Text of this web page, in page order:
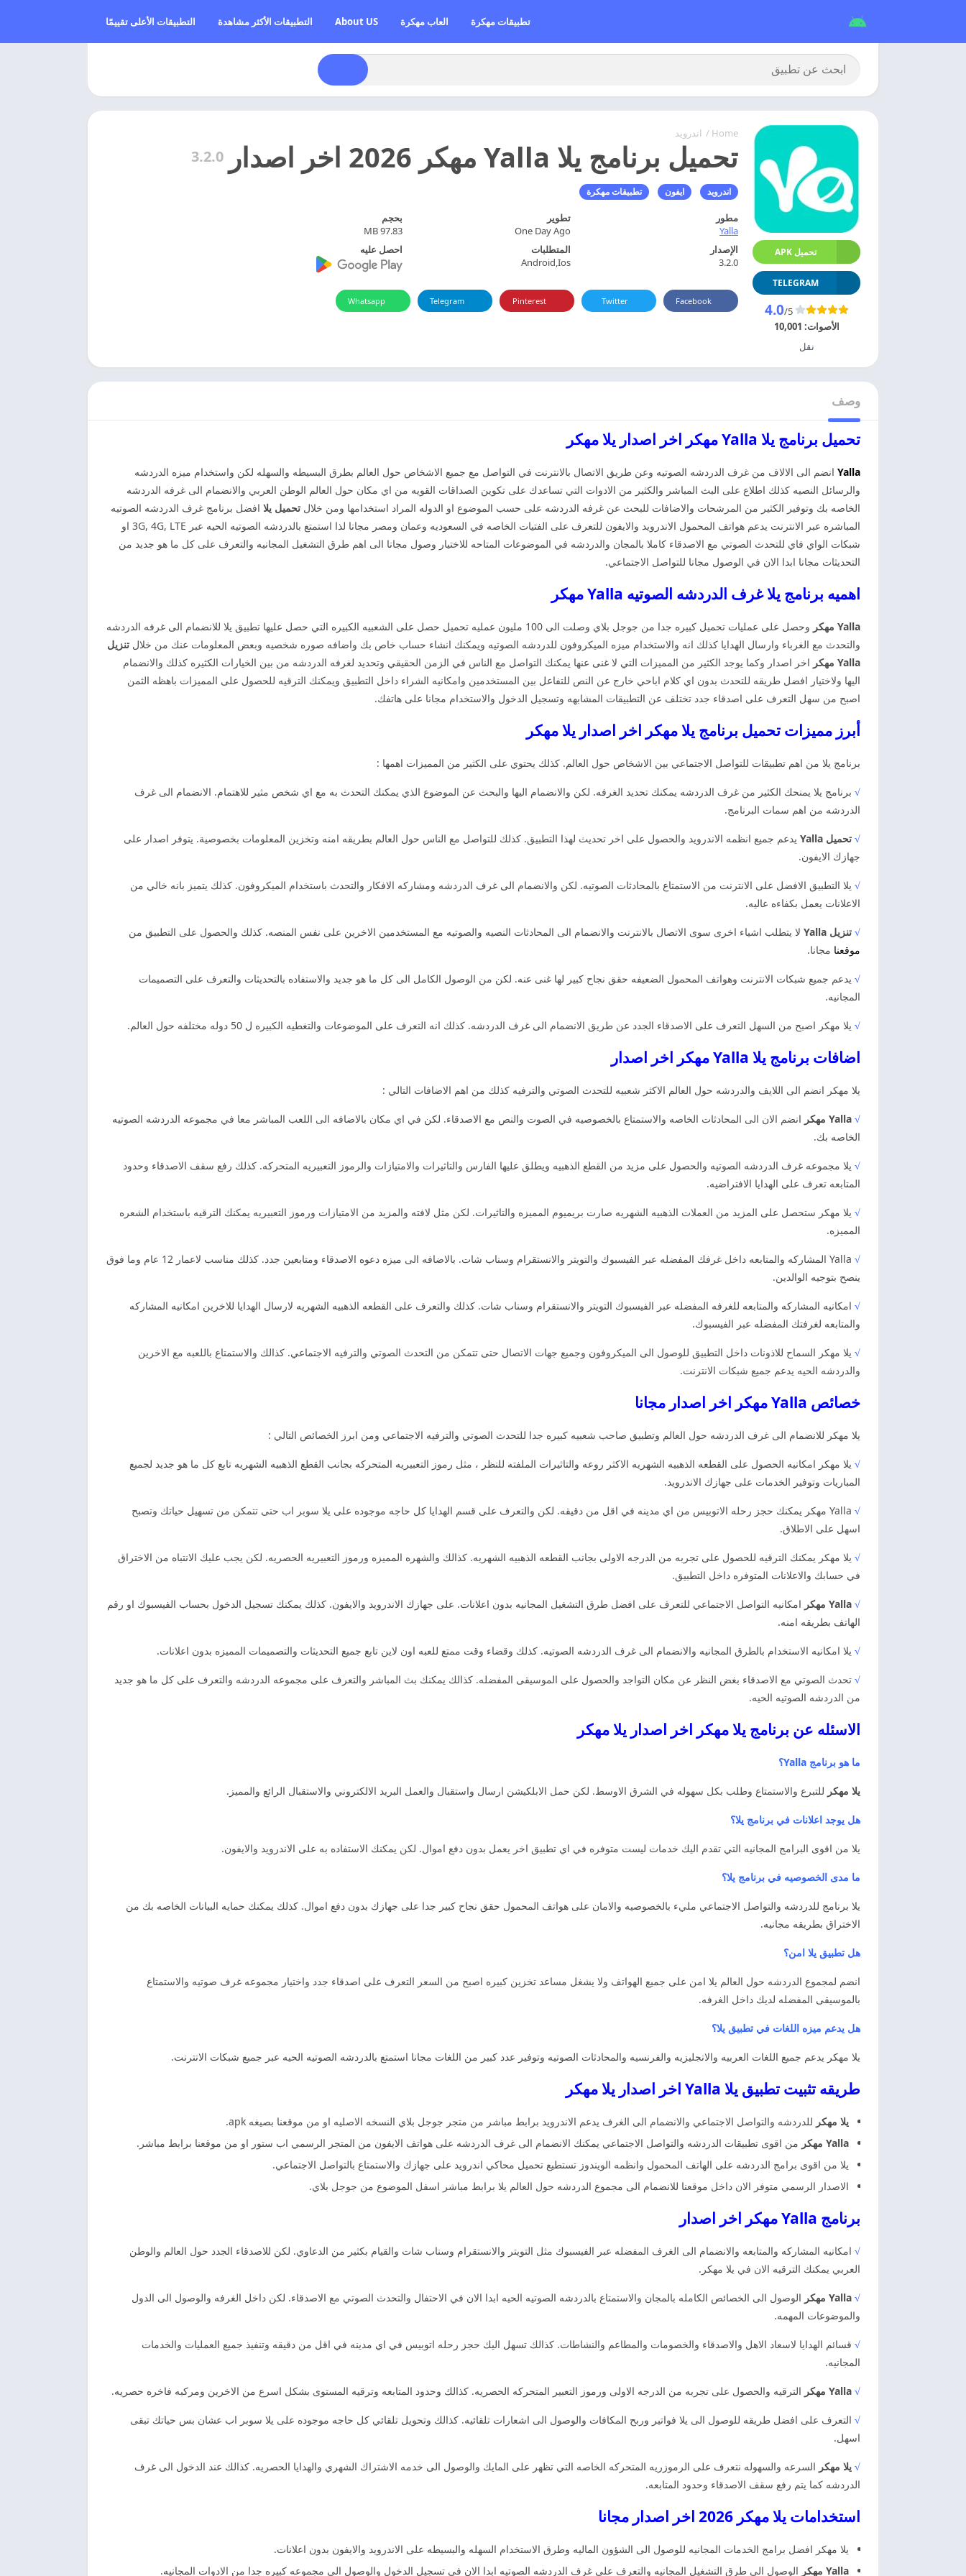
تطبيقات مهكرة العاب مهكرة About US التطبيقات الأكثر مشاهدة التطبيقات الأعلى تقييمًا
Home
/ اندرويد
تحميل برنامج يلا Yalla مهكر 2026 اخر اصدار 3.2.0
اندرويد ايفون تطبيقات مهكرة
تحميل APK
TELEGRAM
4.0/5
الأصوات: 10,001
نقل
مطور
Yalla
تطوير
One Day Ago
بحجم
97.83 MB
الإصدار
3.2.0
المتطلبات
Android,Ios
احصل عليه
Facebook
Twitter
Pinterest
Telegram
Whatsapp
وصف
تحميل برنامج يلا Yalla مهكر اخر اصدار يلا مهكر
Yalla انضم الى الالاف من غرف الدردشه الصوتيه وعن طريق الاتصال بالانترنت في التواصل مع جميع الاشخاص حول العالم بطرق البسيطه والسهله لكن واستخدام ميزه الدردشه
والرسائل النصيه كذلك اطلاع على البث المباشر والكثير من الادوات التي تساعدك على تكوين الصداقات القويه من اي مكان حول العالم الوطن العربي والانضمام الى غرفه الدردشه
الخاصه بك وتوفير الكثير من المرشحات والاضافات للبحث عن غرفه الدردشه على حسب الموضوع او الدوله المراد استخدامها ومن خلال تحميل يلا افضل برنامج غرف الدردشه الصوتيه
المباشره عبر الانترنت يدعم هواتف المحمول الاندرويد والايفون للتعرف على الفتيات الخاصه في السعوديه وعمان ومصر مجانا لذا استمتع بالدردشه الصوتيه الحيه عبر 3G, 4G, LTE او
شبكات الواي فاي للتحدث الصوتي مع الاصدقاء كاملا بالمجان والدردشه في الموضوعات المتاحه للاختيار وصول مجانا الى اهم طرق التشغيل المجانيه والتعرف على كل ما هو جديد من
التحديثات مجانا ابدا الان في الوصول مجانا للتواصل الاجتماعي.
اهميه برنامج يلا غرف الدردشه الصوتيه Yalla مهكر
Yalla مهكر
وحصل على عمليات تحميل كبيره جدا من جوجل بلاي وصلت الى 100 مليون عمليه تحميل حصل على الشعبيه الكبيره التي حصل عليها تطبيق يلا للانضمام الى غرفه الدردشه
والتحدث مع الغرباء وارسال الهدايا كذلك انه والاستخدام ميزه الميكروفون للدردشه الصوتيه ويمكنك انشاء حساب خاص بك واضافه صوره شخصيه وبعض المعلومات عنك من خلال تنزيل
Yalla مهكر
اخر اصدار وكما يوجد الكثير من المميزات التي لا غنى عنها يمكنك التواصل مع الناس في الزمن الحقيقي وتحديد لغرفه الدردشه من بين الخيارات الكثيره كذلك والانضمام
اليها ولاختيار افضل طريقه للتحدث بدون اي كلام اباحي خارج عن النص للتفاعل بين المستخدمين وامكانيه الشراء داخل التطبيق ويمكنك الترقيه للحصول على المميزات باهظه الثمن
اصبح من سهل التعرف على اصدقاء جدد تختلف عن التطبيقات المشابهه وتسجيل الدخول والاستخدام مجانا على هاتفك.
أبرز مميزات تحميل برنامج يلا مهكر اخر اصدار يلا مهكر
برنامج يلا من اهم تطبيقات للتواصل الاجتماعي بين الاشخاص حول العالم. كذلك يحتوي على الكثير من المميزات اهمها :
√ برنامج يلا يمنحك الكثير من غرف الدردشه يمكنك تحديد الغرفه. لكن والانضمام اليها والبحث عن الموضوع الذي يمكنك التحدث به مع اي شخص مثير للاهتمام. الانضمام الى غرف
الدردشه من اهم سمات البرنامج.
√ تحميل Yalla
يدعم جميع انظمه الاندرويد والحصول على اخر تحديث لهذا التطبيق. كذلك للتواصل مع الناس حول العالم بطريقه امنه وتخزين المعلومات بخصوصية. يتوفر اصدار على
جهازك الايفون.
√ يلا التطبيق الافضل على الانترنت من الاستمتاع بالمحادثات الصوتيه. لكن والانضمام الى غرف الدردشه ومشاركه الافكار والتحدث باستخدام الميكروفون. كذلك يتميز بانه خالي من
الاعلانات يعمل بكفاءه عاليه.
√ تنزيل Yalla
لا يتطلب اشياء اخرى سوى الاتصال بالانترنت والانضمام الى المحادثات النصيه والصوتيه مع المستخدمين الاخرين على نفس المنصه. كذلك والحصول على التطبيق من
موقعنا مجانا.
√ يدعم جميع شبكات الانترنت وهواتف المحمول الضعيفه حقق نجاح كبير لها غنى عنه. لكن من الوصول الكامل الى كل ما هو جديد والاستفاده بالتحديثات والتعرف على التصميمات
المجانيه.
√ يلا مهكر اصبح من السهل التعرف على الاصدقاء الجدد عن طريق الانضمام الى غرف الدردشه. كذلك انه التعرف على الموضوعات والتغطيه الكبيره ل 50 دوله مختلفه حول العالم.
اضافات برنامج يلا Yalla مهكر اخر اصدار
يلا مهكر انضم الى اللايف والدردشه حول العالم الاكثر شعبيه للتحدث الصوتي والترفيه كذلك من اهم الاضافات التالي :
√ Yalla مهكر
انضم الان الى المحادثات الخاصه والاستمتاع بالخصوصيه في الصوت والنص مع الاصدقاء. لكن في اي مكان بالاضافه الى اللعب المباشر معا في مجموعه الدردشه الصوتيه
الخاصه بك.
√ يلا مجموعه غرف الدردشه الصوتيه والحصول على مزيد من القطع الذهبيه ويطلق عليها الفارس والتاثيرات والامتيازات والرموز التعبيريه المتحركه. كذلك رفع سقف الاصدقاء وحدود
المتابعه تعرف على الهدايا الافتراضيه.
√ يلا مهكر ستحصل على المزيد من العملات الذهبيه الشهريه صارت بريميوم المميزه والتاثيرات. لكن مثل لافته والمزيد من الامتيازات ورموز التعبيريه يمكنك الترقيه باستخدام الشعره
المميزه.
√
Yalla المشاركه والمتابعه داخل غرفك المفضله عبر الفيسبوك والتويتر والانستقرام وسناب شات. بالاضافه الى ميزه دعوه الاصدقاء ومتابعين جدد. كذلك مناسب لاعمار 12 عام وما فوق
ينصح بتوجيه الوالدين.
√ امكانيه المشاركه والمتابعه للغرفه المفضله عبر الفيسبوك التويتر والانستقرام وسناب شات. كذلك والتعرف على القطعه الذهبيه الشهريه لارسال الهدايا للاخرين امكانيه المشاركه
والمتابعه لغرفتك المفضله عبر الفيسبوك.
√ يلا مهكر السماح للاذونات داخل التطبيق للوصول الى الميكروفون وجميع جهات الاتصال حتى تتمكن من التحدث الصوتي والترفيه الاجتماعي. كذالك والاستمتاع باللعبه مع الاخرين
والدردشه الحيه يدعم جميع شبكات الانترنت.
خصائص Yalla مهكر اخر اصدار مجانا
يلا مهكر للانضمام الى غرف الدردشه حول العالم وتطبيق صاحب شعبيه كبيره جدا للتحدث الصوتي والترفيه الاجتماعي ومن ابرز الخصائص التالي :
√ يلا مهكر امكانيه الحصول على القطعه الذهبيه الشهريه الاكثر روعه والتاثيرات الملفته للنظر ، مثل رموز التعبيريه المتحركه بجانب القطع الذهبيه الشهريه تابع كل ما هو جديد لجميع
المباريات وتوفير الخدمات على جهازك الاندرويد.
√
Yalla مهكر يمكنك حجز رحله الاتوبيس من اي مدينه في اقل من دقيقه. لكن والتعرف على قسم الهدايا كل حاجه موجوده على يلا سوبر اب حتى تتمكن من تسهيل حياتك وتصبح
اسهل على الاطلاق.
√ يلا مهكر يمكنك الترقيه للحصول على تجربه من الدرجه الاولى بجانب القطعه الذهبيه الشهريه. كذالك والشهره المميزه ورموز التعبيريه الحصريه. لكن يجب عليك الانتباه من الاختراق
في حسابك والاعلانات المتوفره داخل التطبيق.
√ Yalla مهكر
امكانيه التواصل الاجتماعي للتعرف على افضل طرق التشغيل المجانيه بدون اعلانات. على جهازك الاندرويد والايفون. كذلك يمكنك تسجيل الدخول بحساب الفيسبوك او رقم
الهاتف بطريقه امنه.
√ يلا امكانيه الاستخدام بالطرق المجانيه والانضمام الى غرف الدردشه الصوتيه. كذلك وقضاء وقت ممتع للعبه اون لاين تابع جميع التحديثات والتصميمات المميزه بدون اعلانات.
√ تحدث الصوتي مع الاصدقاء بغض النظر عن مكان التواجد والحصول على الموسيقى المفضله. كذالك يمكنك بث المباشر والتعرف على مجموعه الدردشه والتعرف على كل ما هو جديد
من الدردشه الصوتيه الحيه.
الاسئله عن برنامج يلا مهكر اخر اصدار يلا مهكر
ما هو برنامج Yalla؟
يلا مهكر للتبرع والاستمتاع وطلب بكل سهوله في الشرق الاوسط. لكن حمل الابلكيشن ارسال واستقبال والعمل البريد الالكتروني والاستقبال الرائع والمميز.
هل يوجد اعلانات في برنامج يلا؟
يلا من اقوى البرامج المجانيه التي تقدم اليك خدمات ليست متوفره في اي تطبيق اخر يعمل بدون دفع اموال. لكن يمكنك الاستفاده به على الاندرويد والايفون.
ما مدى الخصوصيه في برنامج يلا؟
يلا برنامج للدردشه والتواصل الاجتماعي مليء بالخصوصيه والامان على هواتف المحمول حقق نجاح كبير جدا على جهازك بدون دفع اموال. كذلك يمكنك حمايه البيانات الخاصه بك من
الاختراق بطريقه مجانيه.
هل تطبيق يلا امن؟
انضم لمجموع الدردشه حول العالم يلا امن على جميع الهواتف ولا يشغل مساعد تخزين كبيره اصبح من السعر التعرف على اصدقاء جدد واختيار مجموعه غرف صوتيه والاستمتاع
بالموسيقى المفضله لديك داخل الغرفه.
هل يدعم ميزه اللغات في تطبيق يلا؟
يلا مهكر يدعم جميع اللغات العربيه والانجليزيه والفرنسيه والمحادثات الصوتيه وتوفير عدد كبير من اللغات مجانا استمتع بالدردشه الصوتيه الحيه عبر جميع شبكات الانترنت.
طريقه تثبيت تطبيق يلا Yalla اخر اصدار يلا مهكر
يلا مهكر للدردشه والتواصل الاجتماعي والانضمام الى الغرف يدعم الاندرويد برابط مباشر من متجر جوجل بلاي النسخه الاصليه او من موقعنا بصيغه apk.
Yalla مهكر
من اقوى تطبيقات الدردشه والتواصل الاجتماعي يمكنك الانضمام الى غرف الدردشه على هواتف الايفون من المتجر الرسمي اب ستور او من موقعنا برابط مباشر.
يلا من اقوى برامج الدردشه على الهاتف المحمول وانظمه الويندوز تستطيع تحميل محاكي اندرويد على جهازك والاستمتاع بالتواصل الاجتماعي.
الاصدار الرسمي متوفر الان داخل موقعنا للانضمام الى مجموع الدردشه حول العالم يلا برابط مباشر اسفل الموضوع من جوجل بلاي.
برنامج Yalla مهكر اخر اصدار
√ امكانيه المشاركه والمتابعه والانضمام الى الغرف المفضله عبر الفيسبوك مثل التويتر والانستقرام وسناب شات والقيام بكثير من الدعاوي. لكن للاصدقاء الجدد حول العالم والوطن
العربي يمكنك الترقيه الان في يلا مهكر.
√ Yalla مهكر
الوصول الى الخصائص الكامله بالمجان والاستمتاع بالدردشه الصوتيه الحيه ابدا الان في الاحتفال والتحدث الصوتي مع الاصدقاء. لكن داخل الغرفه والوصول الى الدول
والموضوعات المهمه.
√ قسائم الهدايا لاسعاد الاهل والاصدقاء والخصومات والمطاعم والنشاطات. كذالك تسهل اليك حجز رحله اتوبيس في اي مدينه في اقل من دقيقه وتنفيذ جميع العمليات والخدمات
المجانيه.
√ Yalla مهكر الترقيه والحصول على تجربه من الدرجه الاولى ورموز التعبير المتحركه الحصريه. كذالك وحدود المتابعه وترقيه المستوى بشكل اسرع من الاخرين ومركبه فاخره حصريه.
√ التعرف على افضل طريقه للوصول الى يلا فواتير وربح المكافات والوصول الى اشعارات تلقائيه. كذالك وتحويل تلقائي كل حاجه موجوده على يلا سوبر اب عشان بس حياتك تبقى
اسهل.
√ يلا مهكر السرعه والسهوله نتعرف على الرموزريه المتحركه الخاصه التي تظهر على المايك والوصول الى خدمه الاشتراك الشهري والهدايا الحصريه. كذالك عند الدخول الى غرف
الدردشه كما يتم رفع سقف الاصدقاء وحدود المتابعه.
استخدامات يلا مهكر 2026 اخر اصدار مجانا
يلا مهكر افضل برامج الخدمات المجانيه للوصول الى الشؤون الماليه وطرق الاستخدام السهله والبسيطه على الاندرويد والايفون بدون اعلانات.
Yalla مهكر
الوصول الى طرق التشغيل المجانيه والتعرف على غرف الدردشه الصوتيه ابدا الان في تسجيل الدخول والوصول الى مجموعه كبيره جدا من الادوات المجانيه.